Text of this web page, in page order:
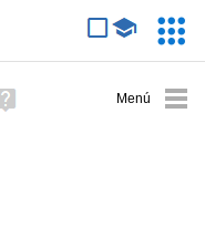
avanzada
Ayuda
(en